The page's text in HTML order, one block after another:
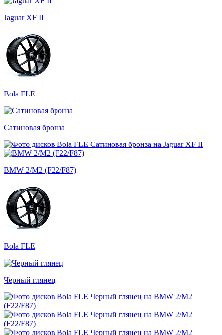
Jaguar XF II
Bola FLE
Сатиновая бронза
BMW 2/M2 (F22/F87)
Bola FLE
Черный глянец